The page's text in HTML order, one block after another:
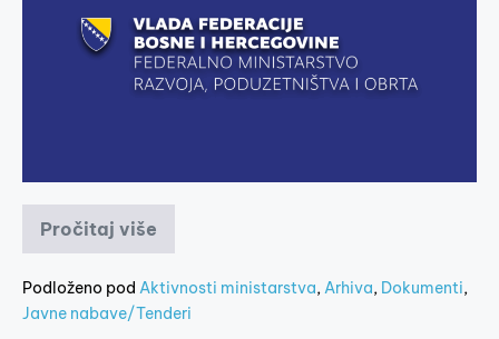
Pročitaj više
Podloženo pod Aktivnosti ministarstva,Arhiva, Dokumenti,
Javne nabave/Tenderi